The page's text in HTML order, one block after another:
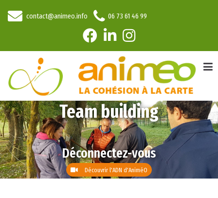
contact@animeo.info 06 73 61 46 99
Team building
Déconnectez-vous
Découvrir l'ADN d'AniméO